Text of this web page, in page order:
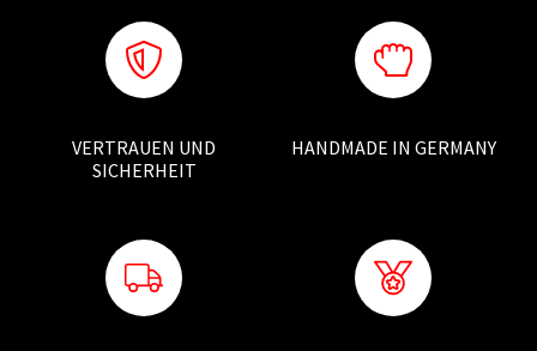
VERTRAUEN UND
SICHERHEIT
HANDMADE IN GERMANY